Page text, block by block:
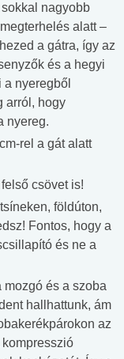
nagyobb
alatt –
a gátra, így az
és a hegyi
nyeregből
arról, hogy
nyereg.
rel a gát alatt
csövet is!
földúton,
Fontos, hogy a
és ne a
és a szoba
hallhattunk, ám
az